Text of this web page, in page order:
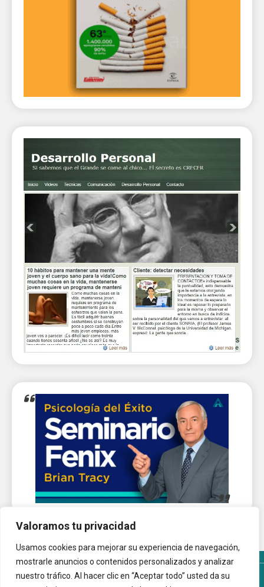
Valoramos tu privacidad
Usamos cookies para mejorar su experiencia de navegación,
mostrarle anuncios o contenidos personalizados y analizar
nuestro tráfico. Al hacer clic en “Aceptar todo” usted da su
Política de Cookies